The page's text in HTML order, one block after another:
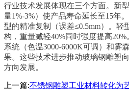
行业技术发展体现在三个方面。新
量1%-3%）使产品寿命延长至15年
型的精准复制（误差≤0.5mm）。轻
构，重量减轻40%同时强度提高
系统（色温3000-6000K可调）和雾
果。这些技术进步推动玻璃钢雕塑
方向发展。
上一篇:不锈钢雕塑工业材料转化为